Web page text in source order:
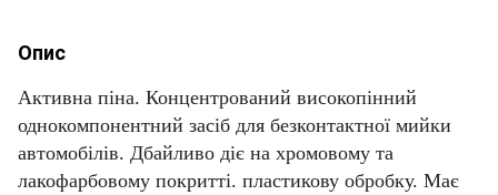
Опис
Активна піна. Концентрований високопінний
однокомпонентний засіб для безконтактної мийки
автомобілів. Дбайливо діє на хромовому та
лакофарбовому покритті. пластикову обробку. Має